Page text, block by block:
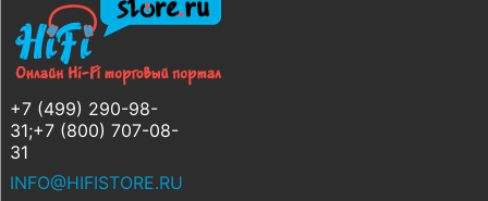
+7 (499) 290-98-
31;+7 (800) 707-08-
31
INFO@HIFISTORE.RU